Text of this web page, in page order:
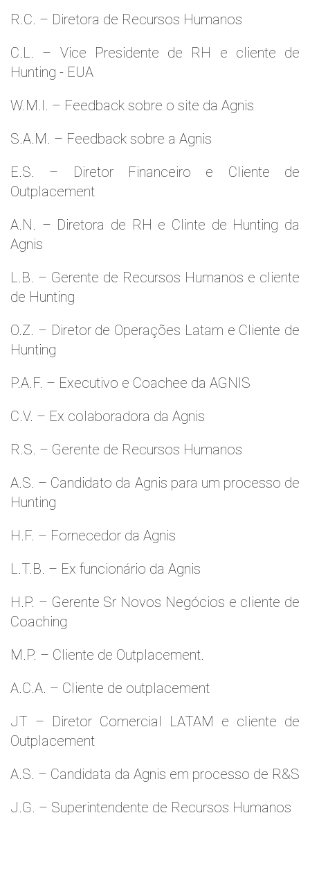
R.C. – Diretora de Recursos Humanos
C.L. – Vice Presidente de RH e cliente de
Hunting - EUA
W.M.l. – Feedback sobre o site da Agnis
S.A.M. – Feedback sobre a Agnis
E.S. – Diretor Financeiro e Cliente de
Outplacement
A.N. – Diretora de RH e Clinte de Hunting da
Agnis
L.B. – Gerente de Recursos Humanos e cliente
de Hunting
O.Z. – Diretor de Operações Latam e Cliente de
Hunting
P.A.F. – Executivo e Coachee da AGNIS
C.V. – Ex colaboradora da Agnis
R.S. – Gerente de Recursos Humanos
A.S. – Candidato da Agnis para um processo de
Hunting
H.F. – Fornecedor da Agnis
L.T.B. – Ex funcionário da Agnis
H.P. – Gerente Sr Novos Negócios e cliente de
Coaching
M.P. – Cliente de Outplacement.
A.C.A. – Cliente de outplacement
JT – Diretor Comercial LATAM e cliente de
Outplacement
A.S. – Candidata da Agnis em processo de R&S
J.G. – Superintendente de Recursos Humanos